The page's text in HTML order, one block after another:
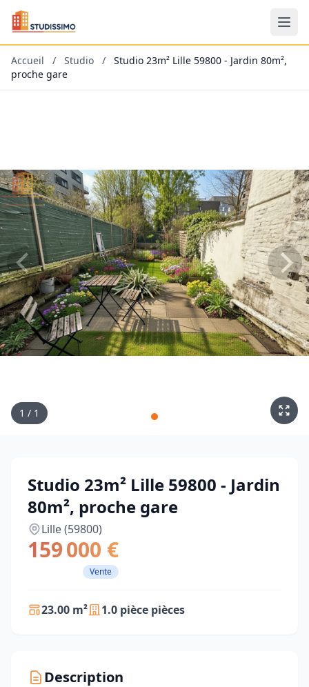
Accueil / Studio /
Studio 23m² Lille 59800 - Jardin 80m²,
proche gare
1 / 1
Studio 23m² Lille 59800 - Jardin
80m², proche gare
Lille (59800)
159 000 €
Vente
23.00 m² 1.0 pièce pièces
Description